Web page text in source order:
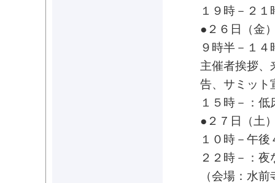
１９時－２
●２６日（金
９時半－１
主催者挨拶、
告、サミット
１５時－：
●２７日（土
１０時－午
２２時－：
（会場：水